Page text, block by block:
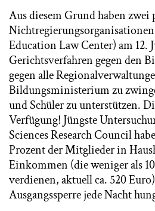
Aus diesem Grund haben
Education Law Center) am 12.
Gerichtsverfahren gegen den
gegen alle
Bildungsministerium zu
und Schüler zu unterstützen.
Verfügung! Jüngste
Sciences Research Council
Prozent der Mitglieder in
Einkommen (die weniger als
verdienen, aktuell ca. 520
Ausgangssperre jede Nacht